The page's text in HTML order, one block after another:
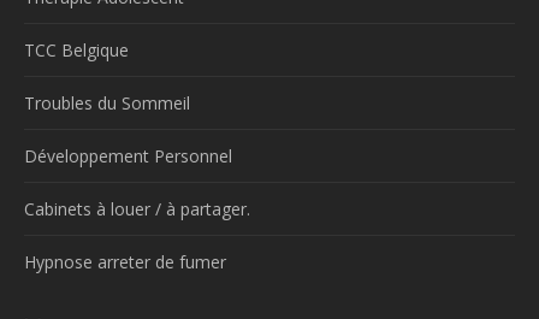
TCC Belgique
Troubles du Sommeil
Développement Personnel
Cabinets à louer / à partager.
Hypnose arreter de fumer